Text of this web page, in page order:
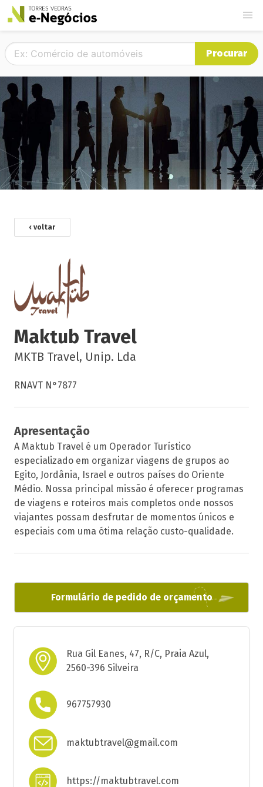
Procurar
‹ voltar
Maktub Travel
MKTB Travel, Unip. Lda
RNAVT N°7877
Apresentação
A Maktub Travel é um Operador Turístico
especializado em organizar viagens de grupos ao
Egito, Jordânia, Israel e outros países do Oriente
Médio. Nossa principal missão é oferecer programas
de viagens e roteiros mais completos onde nossos
viajantes possam desfrutar de momentos únicos e
especiais com uma ótima relação custo-qualidade.
Formulário de pedido de orçamento
Rua Gil Eanes, 47, R/C, Praia Azul,
2560-396 Silveira
967757930
maktubtravel@gmail.com
https://maktubtravel.com